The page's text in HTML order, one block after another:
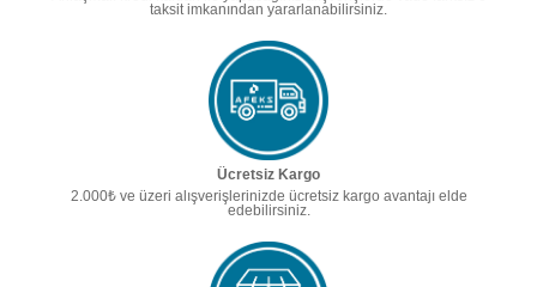
taksit imkanından yararlanabilirsiniz.
Ücretsiz Kargo
2.000₺ ve üzeri alışverişlerinizde ücretsiz kargo avantajı elde
edebilirsiniz.